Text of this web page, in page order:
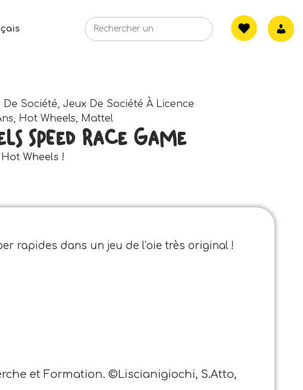
De Société, Jeux De Société À Licence
, Hot Wheels, Mattel
Speed Race Game
Wheels !
rapides dans un jeu de l’oie très original !
et Formation. ©Liscianigiochi, S.Atto,